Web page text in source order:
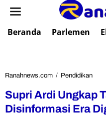
Beranda Parlemen
Ranahnews.com / Pendidikan
p
r
Supri Ardi Ungkap
Disinformasi Era